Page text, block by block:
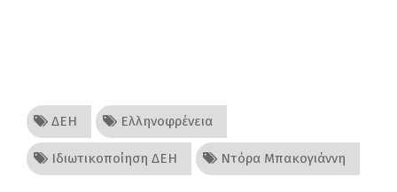
ΔΕΗ Ελληνοφρένεια
Ιδιωτικοποίηση ΔΕΗ Ντόρα Μπακογιάννη